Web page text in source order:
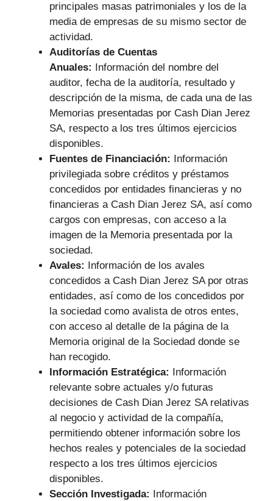
principales masas patrimoniales y los de la
media de empresas de su mismo sector de
actividad.
Auditorías de Cuentas
Anuales: Información del nombre del
auditor, fecha de la auditoría, resultado y
descripción de la misma, de cada una de las
Memorias presentadas por Cash Dian Jerez
SA, respecto a los tres últimos ejercicios
disponibles.
Fuentes de Financiación: Información
privilegiada sobre créditos y préstamos
concedidos por entidades financieras y no
financieras a Cash Dian Jerez SA, así como
cargos con empresas, con acceso a la
imagen de la Memoria presentada por la
sociedad.
Avales: Información de los avales
concedidos a Cash Dian Jerez SA por otras
entidades, así como de los concedidos por
la sociedad como avalista de otros entes,
con acceso al detalle de la página de la
Memoria original de la Sociedad donde se
han recogido.
Información Estratégica: Información
relevante sobre actuales y/o futuras
decisiones de Cash Dian Jerez SA relativas
al negocio y actividad de la compañía,
permitiendo obtener información sobre los
hechos reales y potenciales de la sociedad
respecto a los tres últimos ejercicios
disponibles.
Sección Investigada: Información